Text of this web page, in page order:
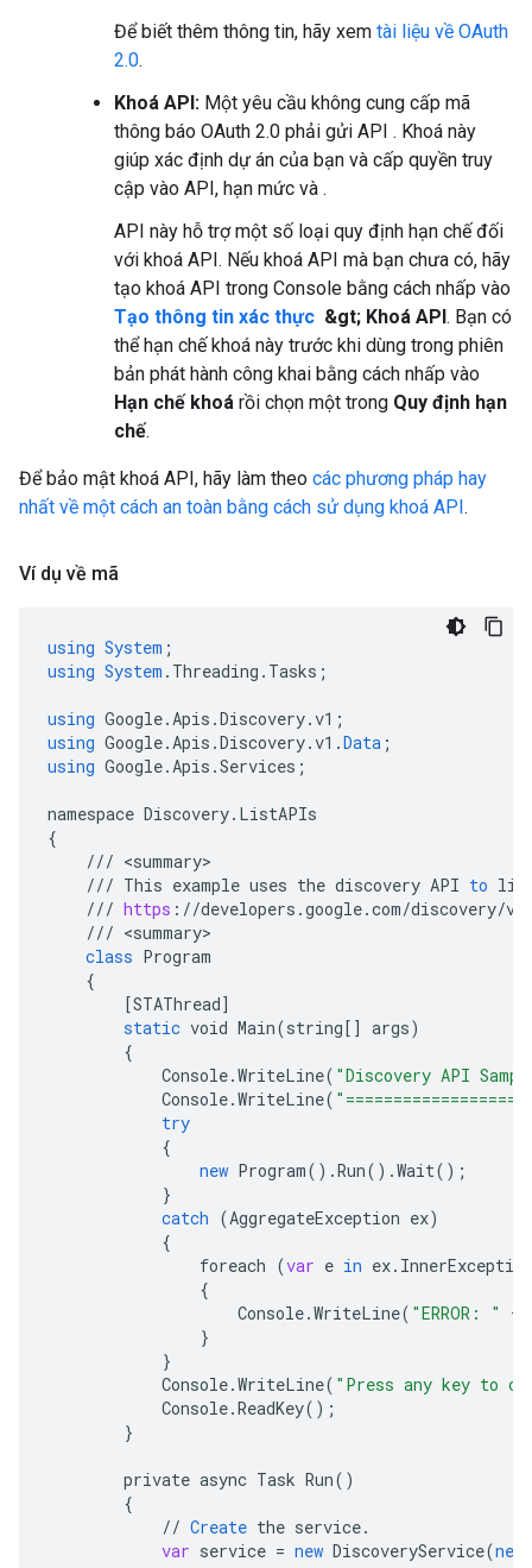
Để biết thêm thông tin, hãy xem tài liệu về OAuth
2.0.
Khoá API: Một yêu cầu không cung cấp mã
thông báo OAuth 2.0 phải gửi API . Khoá này
giúp xác định dự án của bạn và cấp quyền truy
cập vào API, hạn mức và .
API này hỗ trợ một số loại quy định hạn chế đối
với khoá API. Nếu khoá API mà bạn chưa có, hãy
tạo khoá API trong Console bằng cách nhấp vào
Tạo thông tin xác thực &gt; Khoá API. Bạn có
thể hạn chế khoá này trước khi dùng trong phiên
bản phát hành công khai bằng cách nhấp vào
Hạn chế khoá rồi chọn một trong Quy định hạn
chế.
Để bảo mật khoá API, hãy làm theo các phương pháp hay
nhất về một cách an toàn bằng cách sử dụng khoá API.
Ví dụ về mã
using System ;
using System . Threading . Tasks ;
using Google.Apis .Discovery.v1 ;
using Google.Apis .Discovery.v1 .Data ;
using Google.Apis .Services ;
namespace Discovery. ListAPIs
{
/// <summary
/// This example uses the discovery API to
/// https : //developers .google.com/discovery/v1
/// <summary
class Program
{
[STAThread]
static void Main(string[] args)
{
Console.WriteLine( "Discovery API
Console.WriteLine(
try
{
new Program().Run().Wait();
}
catch (AggregateException ex)
{
foreach (var e in ex.
{
Console.WriteLine( "ERROR: " +
}
}
Console.WriteLine( "Press any key to
Console.ReadKey();
}
private async Task Run()
{
// Create the service.
var service = new DiscoveryService(new